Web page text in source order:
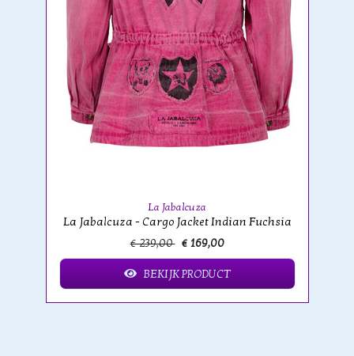
La Jabalcuza
La Jabalcuza - Cargo Jacket Indian Fuchsia
€ 239,00 € 169,00
BEKIJK PRODUCT